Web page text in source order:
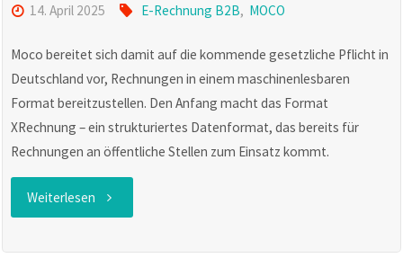
14. April 2025 E-Rechnung B2B, MOCO
Moco bereitet sich damit auf die kommende gesetzliche Pflicht in
Deutschland vor, Rechnungen in einem maschinenlesbaren
Format bereitzustellen. Den Anfang macht das Format
XRechnung – ein strukturiertes Datenformat, das bereits für
Rechnungen an öffentliche Stellen zum Einsatz kommt.
Weiterlesen "MOCO